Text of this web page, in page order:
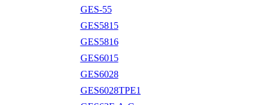
GES-55
GES5815
GES5816
GES6015
GES6028
GES6028TPE1